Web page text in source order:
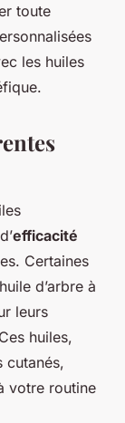
toute
les huiles
efficacité
Certaines
d’arbre à
leurs
huiles,
cutanés,
votre routine